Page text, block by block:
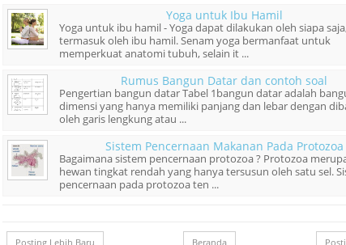
Yoga untuk Ibu Hamil
Yoga untuk ibu hamil - Yoga dapat dilakukan oleh siapa
termasuk oleh ibu hamil. Senam yoga bermanfaat untuk
memperkuat anatomi tubuh, selain it ...
Rumus Bangun Datar dan contoh soal
Pengertian bangun datar Tabel 1bangun datar adalah
dimensi yang hanya memiliki panjang dan lebar dengan
oleh garis lengkung atau ...
Sistem Pencernaan Makanan Pada Protozoa
Bagaimana sistem pencernaan protozoa ? Protozoa
hewan tingkat rendah yang hanya tersusun oleh satu sel.
pencernaan pada protozoa ten ...
Posting Lebih Baru Beranda